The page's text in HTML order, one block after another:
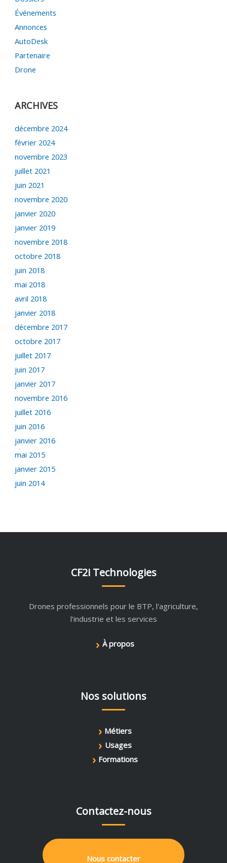
Événements
Annonces
AutoDesk
Partenaire
Drone
ARCHIVES
décembre 2024
février 2024
novembre 2023
juillet 2021
juin 2021
novembre 2020
janvier 2020
janvier 2019
novembre 2018
octobre 2018
juin 2018
mai 2018
avril 2018
janvier 2018
décembre 2017
octobre 2017
juillet 2017
juin 2017
janvier 2017
novembre 2016
juillet 2016
juin 2016
janvier 2016
mai 2015
janvier 2015
juin 2014
CF2i Technologies
Drones professionnels pour le BTP, l'agriculture,
l'industrie et les services
› À propos
Nos solutions
› Métiers
› Usages
› Formations
Contactez-nous
Nous contacter